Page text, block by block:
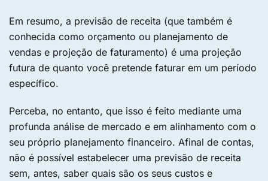
Em resumo, a previsão de receita (que também é
conhecida como orçamento ou planejamento de
vendas e projeção de faturamento) é uma projeção
futura de quanto você pretende faturar em um período
específico.
Perceba, no entanto, que isso é feito mediante uma
profunda análise de mercado e em alinhamento com o
seu próprio planejamento financeiro. Afinal de contas,
não é possível estabelecer uma previsão de receita
sem, antes, saber quais são os seus custos e